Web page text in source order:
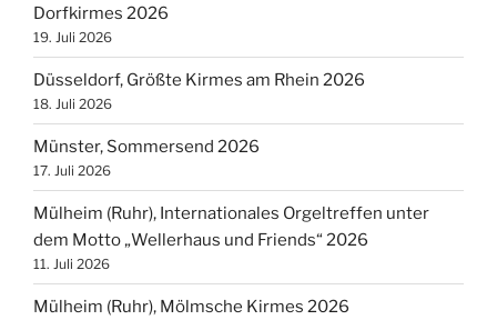
Dorfkirmes 2026
19. Juli 2026
Düsseldorf, Größte Kirmes am Rhein 2026
18. Juli 2026
Münster, Sommersend 2026
17. Juli 2026
Mülheim (Ruhr), Internationales Orgeltreffen unter
dem Motto „Wellerhaus und Friends“ 2026
11. Juli 2026
Mülheim (Ruhr), Mölmsche Kirmes 2026